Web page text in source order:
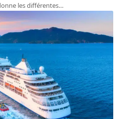
les différentes…